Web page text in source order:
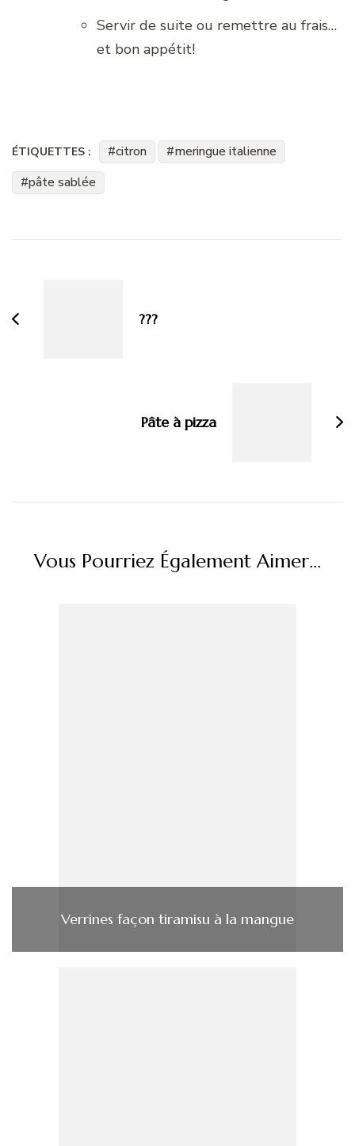
Servir de suite ou remettre au frais…
et bon appétit!
ÉTIQUETTES : citron
meringue italienne
pâte sablée
???
Pâte à pizza
Vous Pourriez Également Aimer...
Verrines façon tiramisu à la mangue